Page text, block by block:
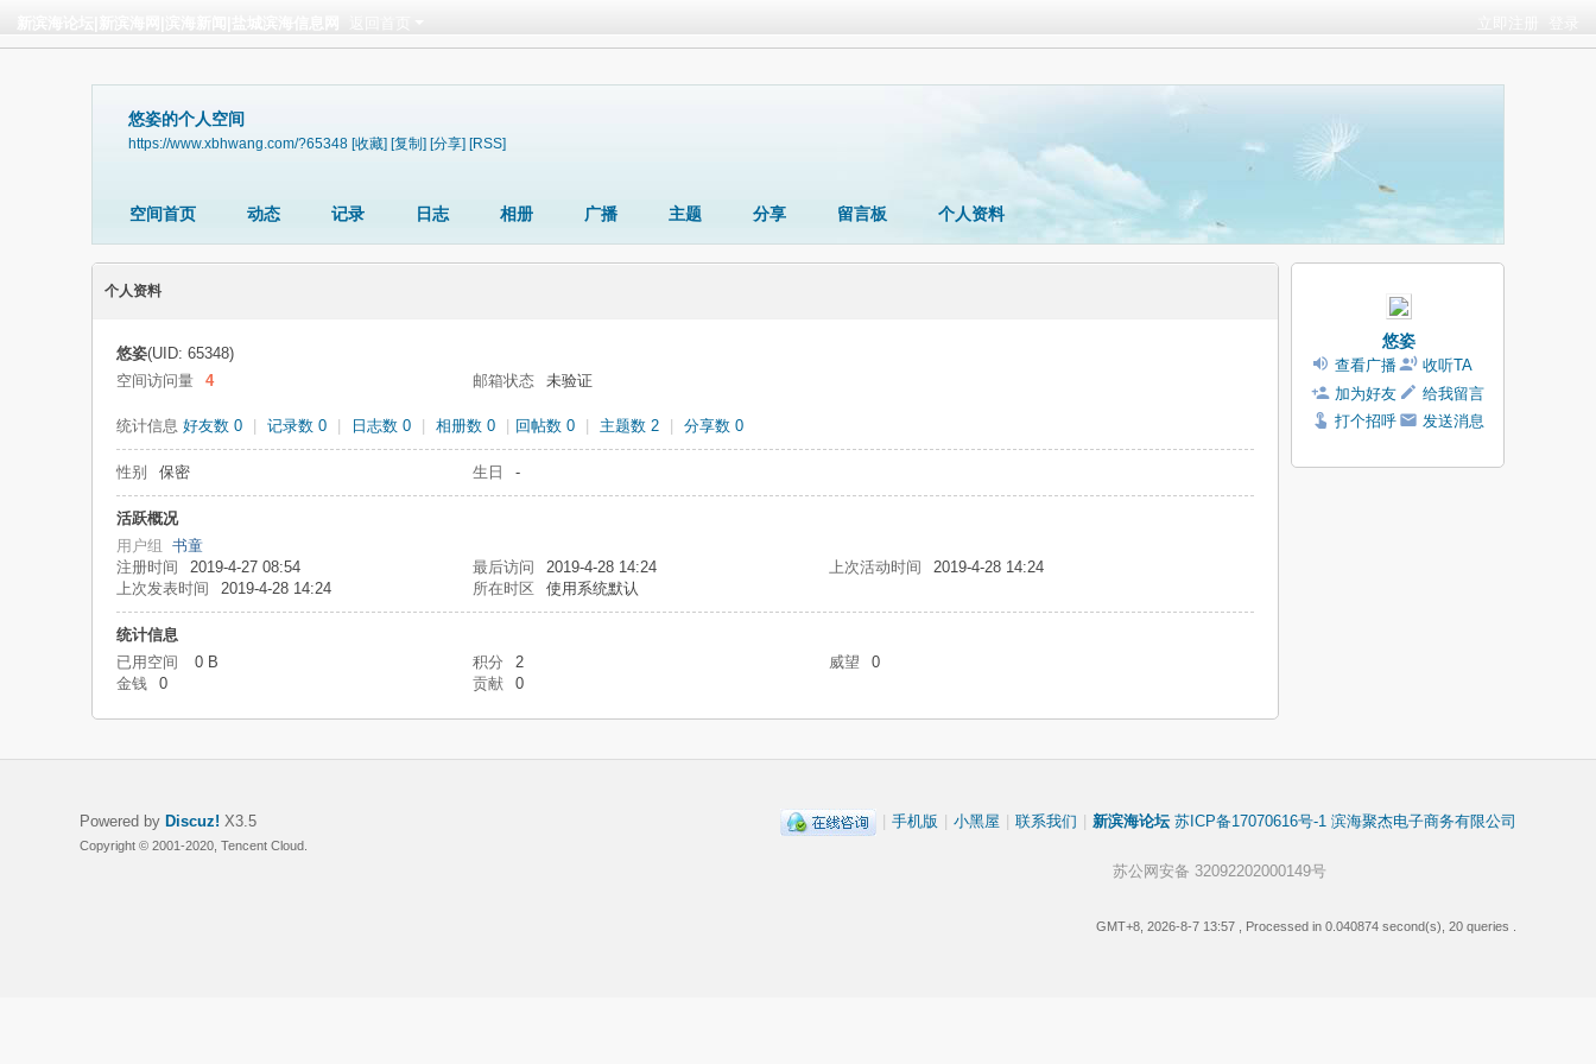
悠姿的个人空间
https://www.xbhwang.com/?65348 [收藏] [复制] [分享] [RSS]
空间首页 动态 记录 日志 相册 广播 主题 分享 留言板 个人资料
个人资料
悠姿(UID: 65348)
空间访问量
4 邮箱状态 未验证
统计信息 好友数 0 记录数 0 日志数 0 相册数 0 回帖数 0 主题数 2 分享数 0
性别 保密 生日 -
活跃概况
用户组 书童
注册时间
2019-4-27 08:54 最后访问 2019-4-28 14:24 上次活动时间
2019-4-28 14:24
上次发表时间
2019-4-28 14:24 所在时区 使用系统默认
统计信息
已用空间
0 B 积分 2 威望
0
金钱
0 贡献 0
悠姿
查看广播
收听TA
加为好友
给我留言
打个招呼
发送消息
手机版 小黑屋 联系我们 新滨海论坛 苏ICP备17070616号-1 滨海聚杰电子商务有限公司
苏公网安备 32092202000149号
GMT+8, 2026-8-7 13:57 , Processed in 0.040874 second(s), 20 queries .
Powered by Discuz! X3.5
Copyright © 2001-2020, Tencent Cloud.